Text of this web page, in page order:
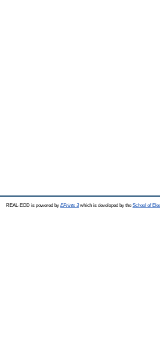
REAL-EOD is powered by EPrints 3which is developed by the School of